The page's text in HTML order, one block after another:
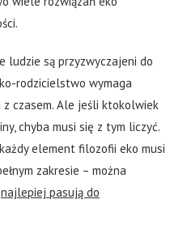
ludzie są przyzwyczajeni do
rodzicielstwo wymaga
z czasem. Ale jeśli ktokolwiek
chyba musi się z tym liczyć.
element filozofii eko musi
zakresie – można
najlepiej pasują do